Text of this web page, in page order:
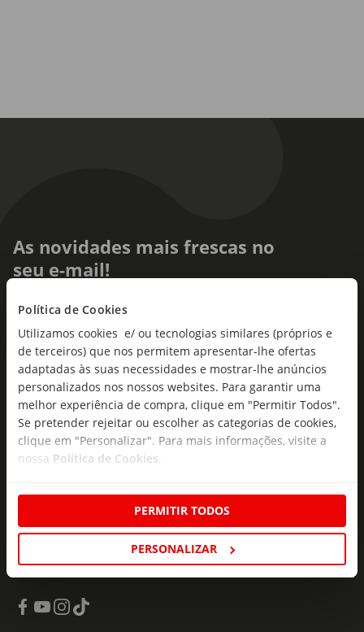
Política de Cookies
Utilizamos cookies e/ ou tecnologias similares (próprios e
de terceiros) que nos permitem apresentar-lhe ofertas
adaptadas às suas necessidades e mostrar-lhe anúncios
personalizados nos nossos websites. Para garantir uma
melhor experiência de compra, clique em "Permitir Todos".
Se pretender rejeitar ou escolher as categorias de cookies,
clique em "Personalizar". Para mais informações, visite a
nossa Política de Cookies.
PERMITIR TODOS
PERSONALIZAR
As novidades mais frescas no
seu e-mail!
Subscreva e descubra campanhas exclusivas,
Insira o seu e-
mail
Subscrever
Fale Connosco
Formulário de Contacto
(Chamada para a rede fixa nacional)